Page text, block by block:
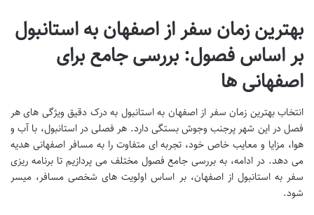
بهترین زمان سفر از اصفهان به استانبول
بر اساس فصول: بررسی جامع برای
اصفهانی ها
انتخاببهترین زمان سفر از اصفهان به استانبول به درک دقیق ویژگی های هر
فصل در این شهر پرجنب وجوش بستگی دارد. هر فصلی در استانبول، با آب و
هوا، مزایا و معایب خاص خود، تجربه ای متفاوت را به مسافر اصفهانی هدیه
می دهد. در ادامه، به بررسی جامع فصول مختلف می پردازیم تا برنامه ریزی
سفر به استانبول از اصفهان، بر اساس اولویت های شخصی مسافر، میسر
شود.